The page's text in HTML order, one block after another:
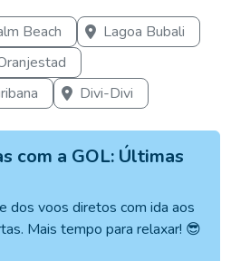
Beach
Lagoa Bubali
Divi-Divi
com a GOL: Últimas
dos voos diretos com ida aos
Mais tempo para relaxar! 😎